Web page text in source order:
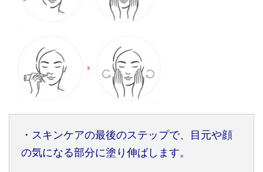
・スキンケアの最後のステップで、目元や顔
の気になる部分に塗り伸ばします。